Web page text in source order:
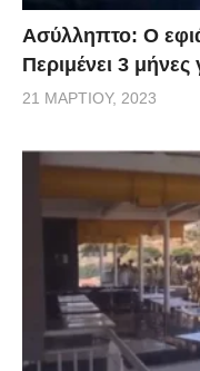
Ασύλληπτο: Ο
Περιμένει 3 μήνες
21 ΜΑΡΤΊΟΥ, 2023